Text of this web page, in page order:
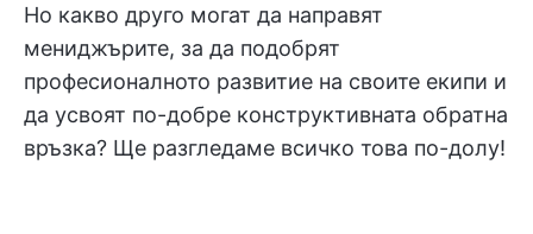
Но какво друго могат да направят
мениджърите, за да подобрят
професионалното развитие на своите екипи и
да усвоят по-добре конструктивната обратна
връзка? Ще разгледаме всичко това по-долу!